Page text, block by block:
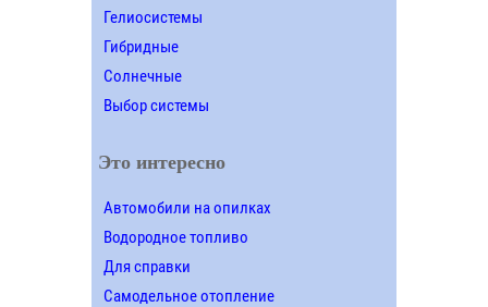
Гелиосистемы
Гибридные
Солнечные
Выбор системы
Это интересно
Автомобили на опилках
Водородное топливо
Для справки
Самодельное отопление